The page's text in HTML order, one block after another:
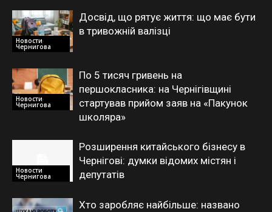
Новости
Чернигова
Досвід, що рятує життя: що має бути
в тривожній валізці
Новости
Чернигова
По 5 тисяч гривень на
першокласника: на Чернігівщині
стартував прийом заяв на «Пакунок
школяра»
Новости
Чернигова
Розширення китайського бізнесу в
Чернігові: думки відомих містян і
депутатів
Хто заробляє найбільше: названо